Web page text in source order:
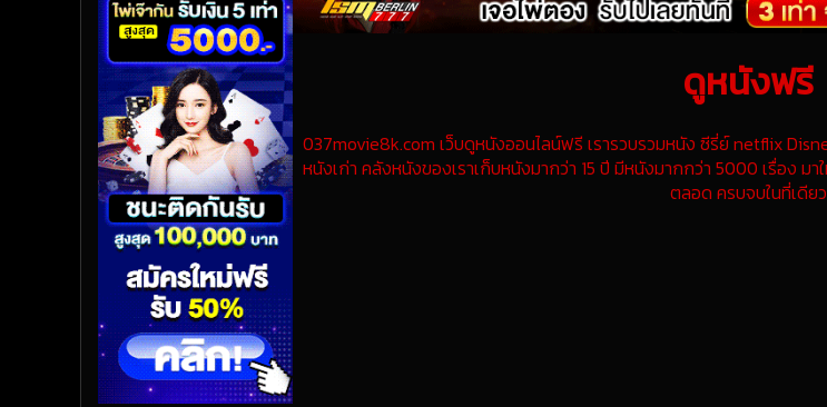
ดูหนังฟรี
037movie8k.com เว็บดูหนังออนไลน์ฟรี เรารวบรวมหนัง ซีรี่ย์ netflix
หนังเก่า คลังหนังของเราเก็บหนังมากว่า 15 ปี มีหนังมากกว่า 5000 เรื่อง ม
ตลอด ครบจบในที่เดียว